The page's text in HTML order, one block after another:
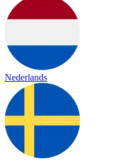
Nederlands